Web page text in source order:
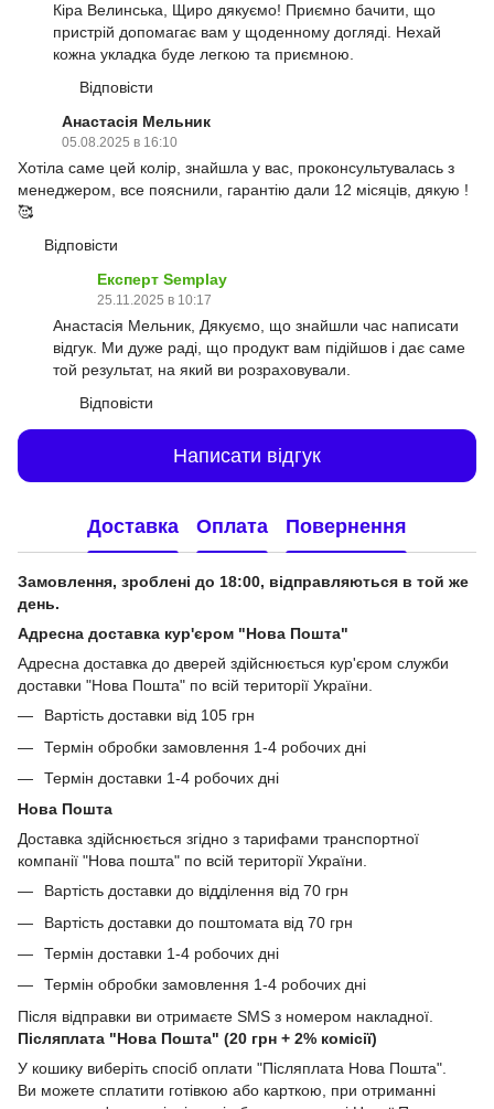
Кіра Велинська, Щиро дякуємо! Приємно бачити, що
пристрій допомагає вам у щоденному догляді. Нехай
кожна укладка буде легкою та приємною.
Відповісти
Анастасія Мельник
05.08.2025 в 16:10
Хотіла саме цей колір, знайшла у вас, проконсультувалась з
менеджером, все пояснили, гарантію дали 12 місяців, дякую !
🥰
Відповісти
Експерт Semplay
25.11.2025 в 10:17
Анастасія Мельник, Дякуємо, що знайшли час написати
відгук. Ми дуже раді, що продукт вам підійшов і дає саме
той результат, на який ви розраховували.
Відповісти
Написати відгук
Доставка Оплата Повернення
Замовлення, зроблені до 18:00, відправляються в той же
день.
Адресна доставка кур'єром "Нова Пошта"
Адресна доставка до дверей здійснюється кур'єром служби
доставки "Нова Пошта" по всій території України.
Вартість доставки від 105 грн
Термін обробки замовлення 1-4 робочих дні
Термін доставки 1-4 робочих дні
Нова Пошта
Доставка здійснюється згідно з тарифами транспортної
компанії "Нова пошта" по всій території України.
Вартість доставки до відділення від 70 грн
Вартість доставки до поштомата від 70 грн
Термін доставки 1-4 робочих дні
Термін обробки замовлення 1-4 робочих дні
Після відправки ви отримаєте SMS з номером накладної.
Післяплата "Нова Пошта" (20 грн + 2% комісії)
У кошику виберіть спосіб оплати "Післяплата Нова Пошта".
Ви можете сплатити готівкою або карткою, при отриманні